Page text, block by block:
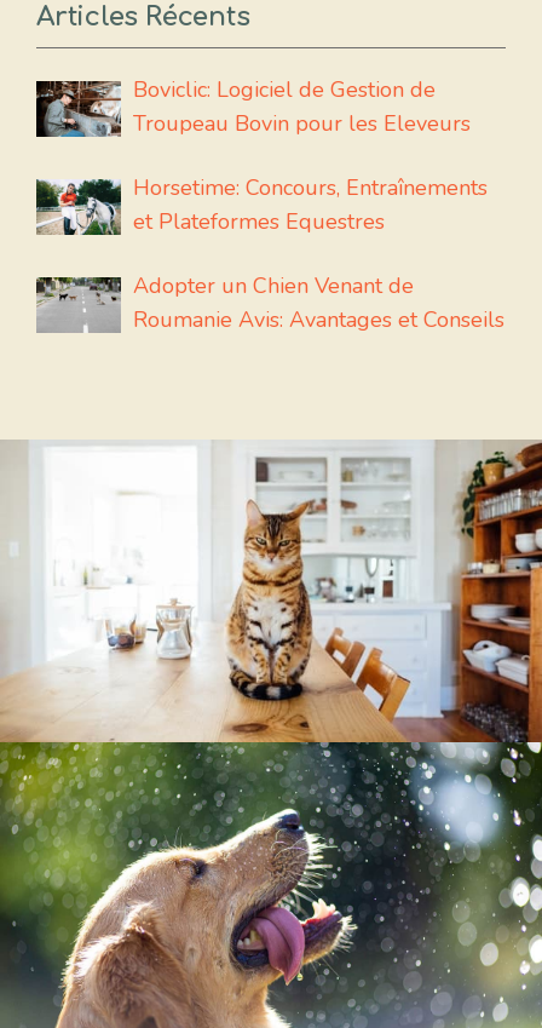
Articles Récents
Boviclic: Logiciel de Gestion de
Troupeau Bovin pour les Eleveurs
Horsetime: Concours, Entraînements
et Plateformes Equestres
Adopter un Chien Venant de
Roumanie Avis: Avantages et Conseils